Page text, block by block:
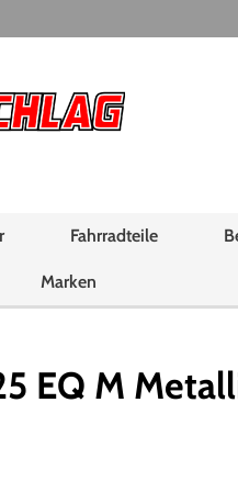
Fahrradteile
Marken
EQ M